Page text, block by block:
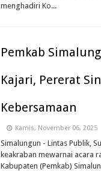
menghadiri Ko...
Pemkab
Kajari, Pererat
Kebersamaan
Kamis, November 06, 2025
Simalungun - Lintas Publik,
keakraban mewarnai acara
Kabupaten (Pemkab)